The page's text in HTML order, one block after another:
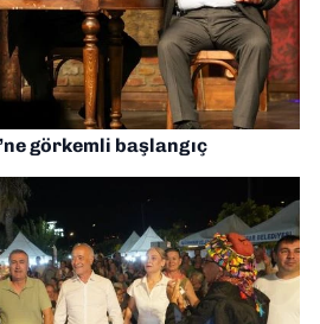
görkemli başlangıç